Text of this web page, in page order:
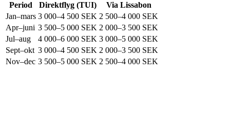
Period Direktflyg (TUI)
Via Lissabon
Jan–mars 3 000–4 500 SEK 2 500–4 000 SEK
Apr–juni 3 500–5 000 SEK 2 000–3 500 SEK
Jul–aug
4 000–6 000 SEK 3 000–5 000 SEK
Sept–okt 3 000–4 500 SEK 2 000–3 500 SEK
Nov–dec 3 500–5 000 SEK 2 500–4 000 SEK